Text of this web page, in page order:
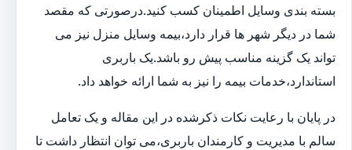
بسته بندی وسایل اطمینان کسب کنید.درصورتی که مقصد
شما در دیگر شهر ها قرار دارد،بیمه وسایل منزل نیز می
تواند یک گزینه مناسب پیش رو باشد.یک باربری
استاندارد،خدمات بیمه را نیز به شما ارائه خواهد داد.
در پایان با رعایت نکات ذکرشده در این مقاله و یک تعامل
سالم با مدیریت و کارمندان باربری،می توان انتظار داشت تا